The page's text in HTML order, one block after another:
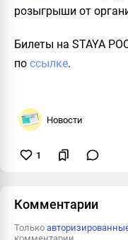
розыгрыши от
Билеты на STAYA
по ссылке.
Новости
1
Комментарии
Только